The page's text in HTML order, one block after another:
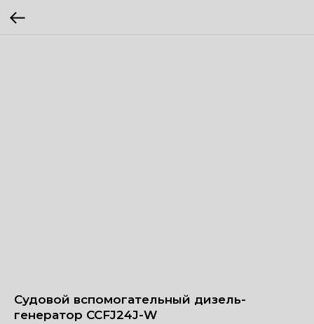
Судовой вспомогательный дизель-
генератор CCFJ24J-W